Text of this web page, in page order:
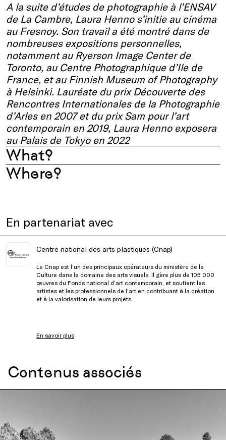
A la suite d’études de photographie à l’ENSAV
de La Cambre, Laura Henno s’initie au cinéma
au Fresnoy. Son travail a été montré dans de
nombreuses expositions personnelles,
notamment au Ryerson Image Center de
Toronto, au Centre Photographique d’Ile de
France, et au Finnish Museum of Photography
à Helsinki. Lauréate du prix Découverte des
Rencontres Internationales de la Photographie
d’Arles en 2007 et du prix Sam pour l’art
contemporain en 2019, Laura Henno exposera
au Palais de Tokyo en 2022
What?
Where?
En partenariat avec
Centre national des arts plastiques (Cnap)
Le Cnap est l’un des principaux opérateurs du ministère de la
Culture dans le domaine des arts visuels. Il gère plus de 105 000
œuvres du Fonds national d’art contemporain, et soutient les
artistes et les professionnels de l’art en contribuant à la création
et à la valorisation de leurs projets.
En savoir plus
Contenus associés